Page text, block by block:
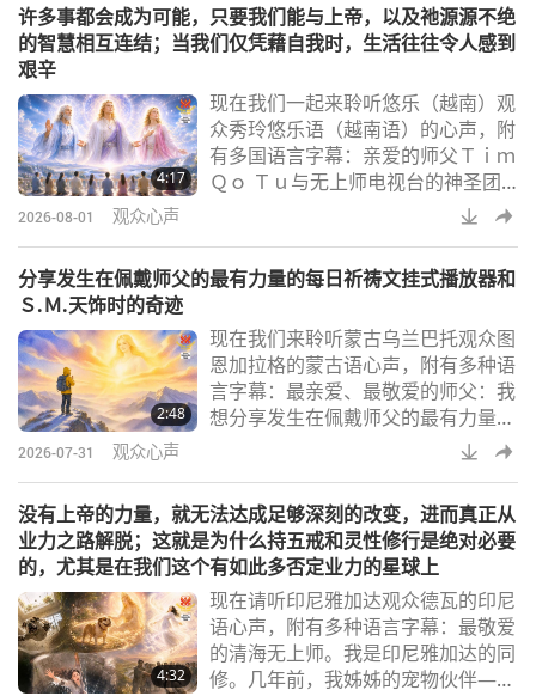
继续持诵圣号。然而，奇妙的是，为
什么我在持诵圣号，却变成师父的声
诵圣号啊。我打坐结束后，才明白为
什么在印心时告诉我们，圣号唯有在
师父的允许下，传授给印心
许多事都会成为可能，只要我们能与上帝，以及祂源源不绝
的智慧相互连结；当我们仅凭藉自我时，生活往往令人感到
艰辛
4:17
现在我们一起来聆听悠乐（越南）观
众秀玲悠乐语（越南语）的心声，附
有多国语言字幕：亲爱的师父Ｔｉｍ
Ｑｏ Ｔｕ与无上师电视台的神圣团
队：过去，我曾犯下严重错误，因此
我发觉到我一直难以原谅自己。常感
时也迁怒了身边的人。二○一九年，
的一段师父的影片。观看时，我竟哭
得像是一个迷了路的孩子，终于在漫
长岁月之后再次找到她的母亲。获得
印心之后，我常
2026-08-01 观众心声
分享发生在佩戴师父的最有力量的每日祈祷文挂式播放器和
Ｓ.Ｍ.天饰时的奇迹
2:48
现在我们来聆听蒙古乌兰巴托观众图
恩加拉格的蒙古语心声，附有多种语
言字幕：最亲爱、最敬爱的师父：我
想分享发生在佩戴师父的最有力量的
每日祈祷文挂式播放器和Ｓ.Ｍ.天饰
时的奇迹。二○二六年二月的一个早
达山顶时，我向师父祈祷。那是美好
的一天。阳光正灿烂，我的朋友们正
在拍照。我也决定拍一张照片，而替
我拍照的朋友惊呼：「您师父出现在
太阳前面。」我看了照片，在太阳光
芒前方，看见了
2026-07-31 观众心声
没有上帝的力量，就无法达成足够深刻的改变，进而真正从
业力之路解脱；这就是为什么持五戒和灵性修行是绝对必要
的，尤其是在我们这个有如此多否定业力的星球上
4:32
现在请听印尼雅加达观众德瓦的印尼
语心声，附有多种语言字幕：最敬爱
的清海无上师。我是印尼雅加达的同
修。几年前，我姊姊的宠物伙伴—一